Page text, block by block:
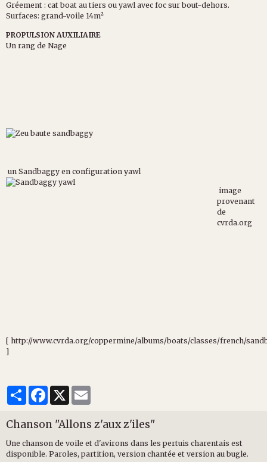
Gréement : cat boat au tiers ou yawl avec foc sur bout-dehors.
Surfaces: grand-voile 14m²
PROPULSION AUXILIAIRE
Un rang de Nage
un Sandbaggy en configuration yawl
image
provenant
de
cvrda.org
[ http://www.cvrda.org/coppermine/albums/boats/classes/french/
]
PartagerFacebook
X
Chanson "Allons z'aux z'iles"
Une chanson de voile et d'avirons dans les pertuis charentais est
disponible. Paroles, partition, version chantée et version au bugle.